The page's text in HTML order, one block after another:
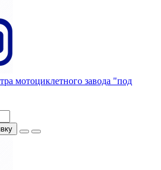
мотоциклетного завода "под